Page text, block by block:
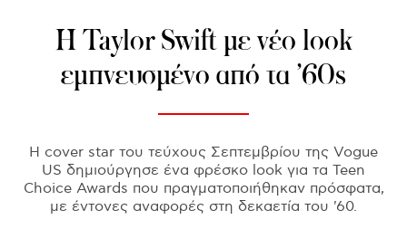
H Taylor Swift με νέο look
εμπνευσμένο από τα ’60s
Η cover star του τεύχους Σεπτεμβρίου της Vogue
US δημιούργησε ένα φρέσκο look για τα Teen
Choice Awards που πραγματοποιήθηκαν πρόσφατα,
με έντονες αναφορές στη δεκαετία του '60.